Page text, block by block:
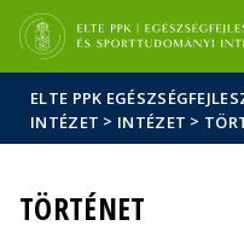
ELTE PPK
INTÉZET > INTÉZET >
TÖRTÉNET